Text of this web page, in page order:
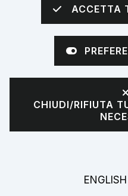
Premio
Spina
ACCETTA
CHIUDI/RIFIUTA
GO TO